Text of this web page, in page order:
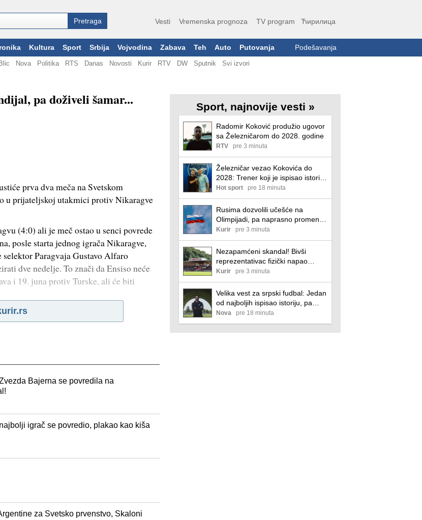
Vesti Vremenska prognoza TV program Ћирилица
Kultura Sport Srbija Vojvodina Zabava Teh Auto Putovanja Podešavanja
Blic Nova Politika RTS Danas Novosti Kurir RTV DW Sputnik Svi izvori
pa doživeli šamar...
prva dva meča na Svetskom
u prijateljskoj utakmici protiv Nikaragve
(4:0) ali je meč ostao u senci povrede
posle starta jednog igrača Nikaragve,
selektor Paragvaja Gustavo Alfaro
dve nedelje. To znači da Ensiso neće
i 19. juna protiv Turske, ali će biti
Bajerna se povredila na
igrač se povredio, plakao kao kiša
za Svetsko prvenstvo, Skaloni
Sport, najnovije vesti »
Radomir Koković produžio ugovor
sa Železničarom do 2028. godine
RTV pre 3 minuta
Železničar vezao Kokovića do
2028: Trener koji je ispisao istoriju
Pančevaca dobio veliko priznanje!
Hot sport pre 18 minuta
Rusima dozvolili učešće na
Olimpijadi, pa naprasno promenili
odluku! Imali su samo jedan
zahtev, ali on nije ispoštovan
Kurir pre 3 minuta
Nezapamćeni skandal! Bivši
reprezentativac fizički napao
sudiju u ubu! Branio na Piksijevom
oproštaju, sada nasrnuo na arbitra
posle utakmice
Kurir pre 3 minuta
Velika vest za srpski fudbal: Jedan
od najboljih ispisao istoriju, pa
doneo bitnu odluku
Nova pre 18 minuta